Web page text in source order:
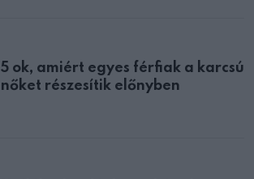
5 ok, amiért egyes férfiak a karcsú
nőket részesítik előnyben